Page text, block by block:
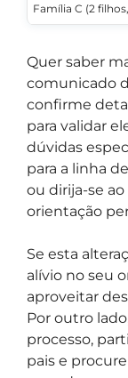
Família C (2
Quer saber
comunicado
confirme
para validar
dúvidas
para a linha
ou dirija-se
orientação
Se esta
alívio no seu
aproveitar
Por outro
processo,
pais e